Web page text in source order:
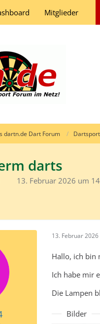
Mitglieder
dartn.de Dart Forum
darts
13. Februar 2026 um
13. Februar
Hallo, ich bin
Ich habe mir
Die Lampen
Bilder